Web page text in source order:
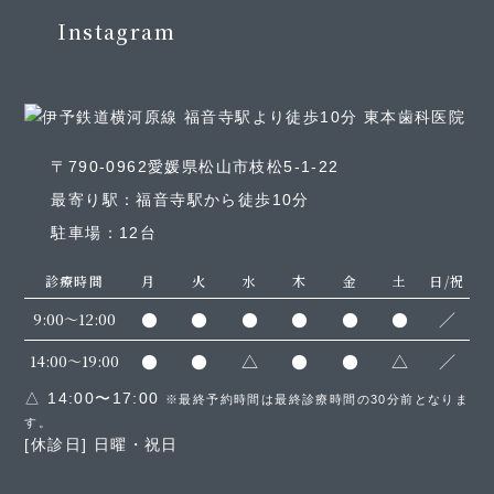
Instagram
〒790-0962愛媛県松山市枝松5-1-22
最寄り駅：福音寺駅から徒歩10分
駐車場：12台
診療時間 月 火 水 木 金 土 日/祝
9:00～12:00 ● ● ● ● ● ● ／
14:00～19:00 ● ● △ ● ● △ ／
△ 14:00〜17:00
※最終予約時間は最終診療時間の30分前となりま
す。
[休診日] 日曜・祝日